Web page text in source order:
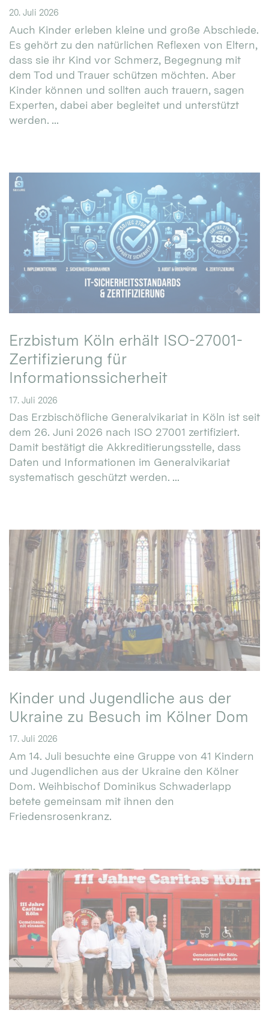
20. Juli 2026
Auch Kinder erleben kleine und große Abschiede.
Es gehört zu den natürlichen Reflexen von Eltern,
dass sie ihr Kind vor Schmerz, Begegnung mit
dem Tod und Trauer schützen möchten. Aber
Kinder können und sollten auch trauern, sagen
Experten, dabei aber begleitet und unterstützt
werden. ...
Erzbistum Köln erhält ISO-27001-
Zertifizierung für
Informationssicherheit
17. Juli 2026
Das Erzbischöfliche Generalvikariat in Köln ist seit
dem 26. Juni 2026 nach ISO 27001 zertifiziert.
Damit bestätigt die Akkreditierungsstelle, dass
Daten und Informationen im Generalvikariat
systematisch geschützt werden. ...
Kinder und Jugendliche aus der
Ukraine zu Besuch im Kölner Dom
17. Juli 2026
Am 14. Juli besuchte eine Gruppe von 41 Kindern
und Jugendlichen aus der Ukraine den Kölner
Dom. Weihbischof Dominikus Schwaderlapp
betete gemeinsam mit ihnen den
Friedensrosenkranz.